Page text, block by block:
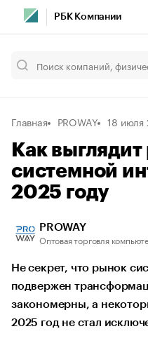
РБК Компании
Главная PROWAY 18 июля
Как
системной
2025 году
PROWAY
Оптовая торговля
Не секрет, что рынок
подвержен
закономерны, а
2025 год не стал